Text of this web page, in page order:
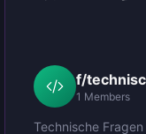
f/
1 Members
Technische